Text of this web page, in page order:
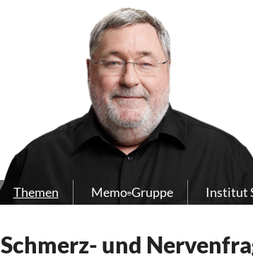
Themen Memo-Gruppe Institut
Schmerz- und